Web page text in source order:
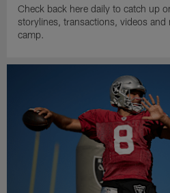
Check back here daily to catch up
storylines, transactions, videos
camp.